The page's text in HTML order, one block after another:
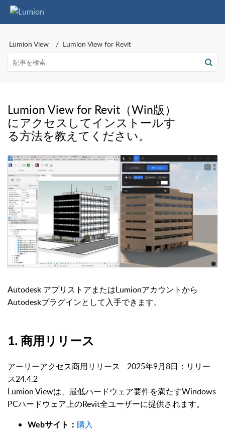
Lumion View Lumion View for Revit
Lumion View for Revit（Win版）
にアクセスしてインストールす
る方法を教えてください。
Autodesk アプリストアまたはLumionアカウントから
Autodeskプラグインとして入手できます。
1. 商用リリース
アーリーアクセス商用リリース - 2025年9月8日：リリー
ス24.4.2
Lumion Viewは、最低ハードウェア要件を満たすWindows
PCハードウェア上のRevit全ユーザーに提供されます。
Webサイト： 購入